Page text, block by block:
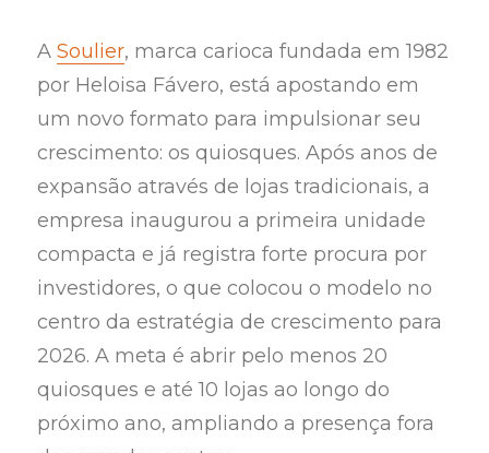
ASoulier, marca carioca fundada em 1982
por Heloisa Fávero, está apostando em
um novo formato para impulsionar seu
crescimento: os quiosques. Após anos de
expansão através de lojas tradicionais, a
empresa inaugurou a primeira unidade
compacta e já registra forte procura por
investidores, o que colocou o modelo no
centro da estratégia de crescimento para
2026. A meta é abrir pelo menos 20
quiosques e até 10 lojas ao longo do
próximo ano, ampliando a presença fora